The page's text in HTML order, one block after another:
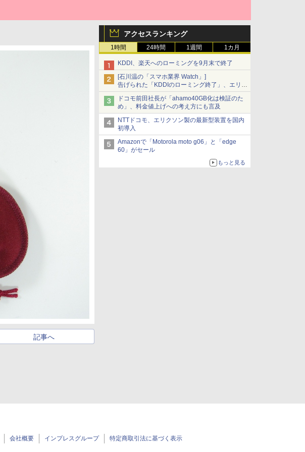
アクセスランキング
1時間 24時間 1週間 1カ月
KDDI、楽天へのローミングを9月末で終了
[石川温の「スマホ業界 Watch」]
告げられた「KDDIのローミング終了」、エリア
マップの落とし穴と楽天モバイルの課題
ドコモ前田社長が「ahamo40GB化は検証のた
め」、料金値上げへの考え方にも言及
NTTドコモ、エリクソン製の最新型装置を国内
初導入
Amazonで「Motorola moto g06」と「edge
60」がセール
もっと見る
記事へ
会社概要 インプレスグループ 特定商取引法に基づく表示